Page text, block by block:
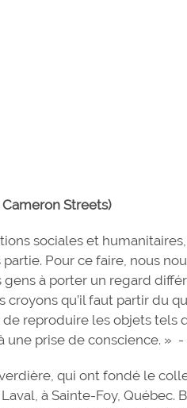
Streets)
sociales et
Pour ce faire, nous
gens à porter un regard
qu’il faut partir du
reproduire les objets tels
prise de conscience. » -
qui ont fondé le
à Sainte-Foy, Québec.